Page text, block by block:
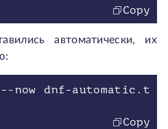
Copy
автоматически, их
now dnf-automatic.t
Copy